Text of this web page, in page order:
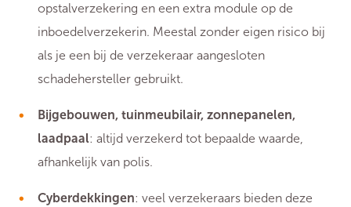
opstalverzekering en een extra module op de
inboedelverzekerin. Meestal zonder eigen risico bij
als je een bij de verzekeraar aangesloten
schadehersteller gebruikt.
Bijgebouwen, tuinmeubilair, zonnepanelen,
laadpaal: altijd verzekerd tot bepaalde waarde,
afhankelijk van polis.
Cyberdekkingen: veel verzekeraars bieden deze